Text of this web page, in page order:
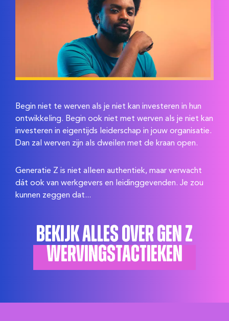
Begin niet te werven als je niet kan investeren in hun
ontwikkeling. Begin ook niet met werven als je niet kan
investeren in eigentijds leiderschap in jouw organisatie.
Dan zal werven zijn als dweilen met de kraan open.
Generatie Z is niet alleen authentiek, maar verwacht
dát ook van werkgevers en leidinggevenden. Je zou
kunnen zeggen dat...
Bekijk alles over Gen Z
wervingstactieken